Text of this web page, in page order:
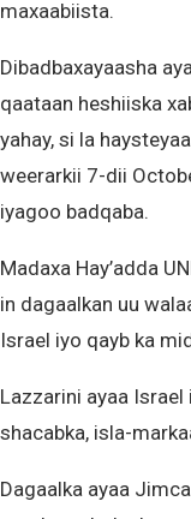
maxaabiista.
Dibadbaxayaasha
qaataan heshiiska
yahay, si la
weerarkii 7-dii
iyagoo badqaba.
Madaxa Hay’adda
in dagaalkan uu
Israel iyo qayb ka
Lazzarini ayaa
shacabka, isla-
Dagaalka ayaa